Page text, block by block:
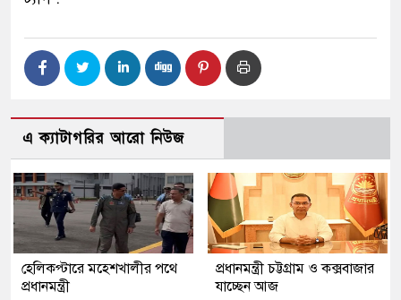
এ ক্যাটাগরির আরো নিউজ
হেলিকপ্টারে মহেশখালীর পথে
প্রধানমন্ত্রী
প্রধানমন্ত্রী চট্টগ্রাম ও কক্সবাজার
যাচ্ছেন আজ